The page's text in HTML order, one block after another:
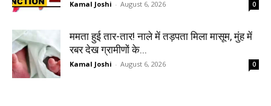
Kamal Joshi - August 6, 2026 0
ममता हुई तार-तार! नाले में तड़पता मिला मासूम, मुंह में
रबर देख ग्रामीणों के...
Kamal Joshi - August 6, 2026 0